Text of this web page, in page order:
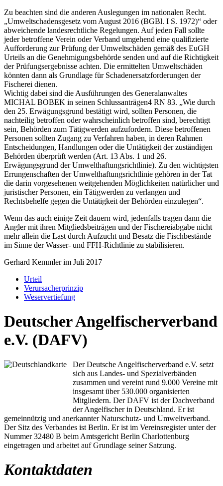
Zu beachten sind die anderen Auslegungen im nationalen Recht.
„Umweltschadensgesetz vom August 2016 (BGBl. I S. 1972)“ oder
abweichende landesrechtliche Regelungen. Auf jeden Fall sollte
jeder betroffene Verein oder Verband umgehend eine qualifizierte
Aufforderung zur Prüfung der Umweltschäden gemäß des EuGH
Urteils an die Genehmigungsbehörde senden und auf die Richtigkeit
der Prüfungsergebnisse achten. Die ermittelten Umweltschäden
könnten dann als Grundlage für Schadenersatzforderungen der
Fischerei dienen.
Wichtig dabei sind die Ausführungen des Generalanwaltes
MICHAL BOBEK in seinen Schlussanträgen4 RN 83. „Wie durch
den 25. Erwägungsgrund bestätigt wird, sollten Personen, die
nachteilig betroffen oder wahrscheinlich betroffen sind, berechtigt
sein, Behörden zum Tätigwerden aufzufordern. Diese betroffenen
Personen sollten Zugang zu Verfahren haben, in deren Rahmen
Entscheidungen, Handlungen oder die Untätigkeit der zuständigen
Behörden überprüft werden (Art. 13 Abs. 1 und 26.
Erwägungsgrund der Umwelthaftungsrichtlinie). Zu den wichtigsten
Errungenschaften der Umwelthaftungsrichtlinie gehören in der Tat
die darin vorgesehenen weitgehenden Möglichkeiten natürlicher und
juristischer Personen, ein Tätigwerden zu verlangen und
Rechtsbehelfe gegen die Untätigkeit der Behörden einzulegen“.
Wenn das auch einige Zeit dauern wird, jedenfalls tragen dann die
Angler mit ihren Mitgliedsbeiträgen und der Fischereiabgabe nicht
mehr allein die Last durch Aufzucht und Besatz die Fischbestände
im Sinne der Wasser- und FFH-Richtlinie zu stabilisieren.
Gerhard Kemmler im Juli 2017
Urteil
Verursacherprinzip
Weservertiefung
Deutscher Angelfischerverband
e.V. (DAFV)
Der Deutsche Angelfischerverband e.V. setzt
sich aus Landes- und Spezialverbänden
zusammen und vereint rund 9.000 Vereine mit
insgesamt über 530.000 organisierten
Mitgliedern. Der DAFV ist der Dachverband
der Angelfischer in Deutschland. Er ist
gemeinnützig und anerkannter Naturschutz- und Umweltverband.
Der Sitz des Verbandes ist Berlin. Er ist im Vereinsregister unter der
Nummer 32480 B beim Amtsgericht Berlin Charlottenburg
eingetragen und arbeitet auf Grundlage seiner Satzung.
Kontaktdaten